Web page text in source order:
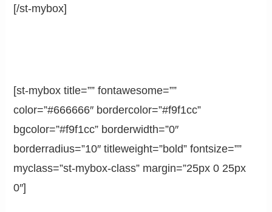
[/st-mybox]
[st-mybox title=”” fontawesome=””
color=”#666666″ bordercolor=”#f9f1cc”
bgcolor=”#f9f1cc” borderwidth=”0″
borderradius=”10″ titleweight=”bold” fontsize=””
myclass=”st-mybox-class” margin=”25px 0 25px
0″]